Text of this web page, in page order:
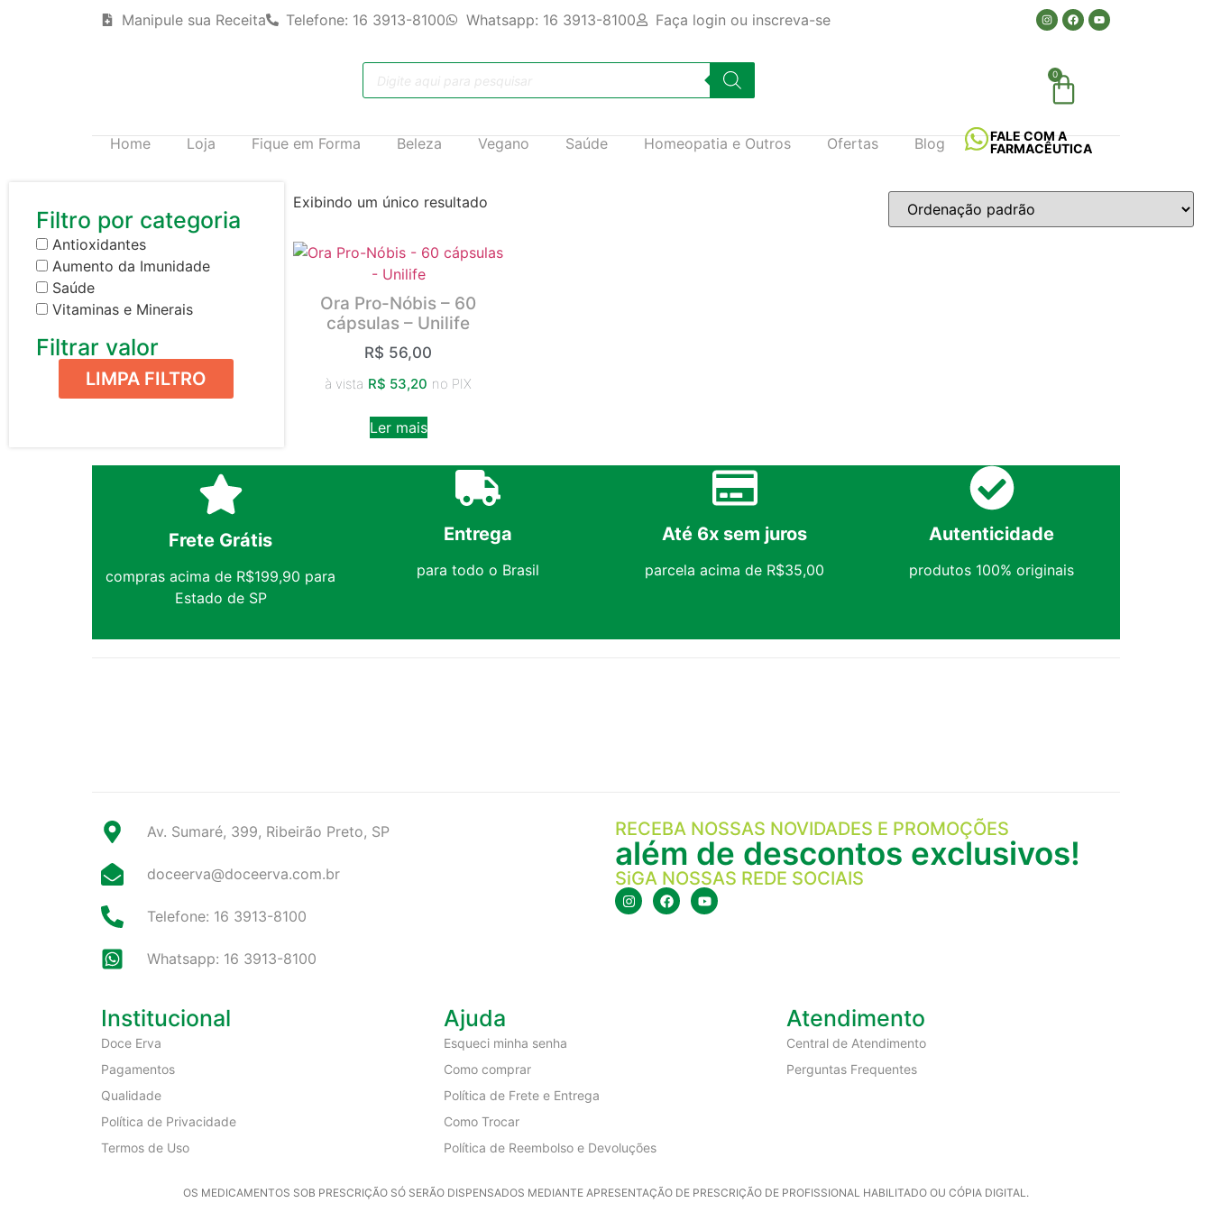
Manipule sua Receita Telefone: 16 3913-8100 Whatsapp: 16 3913-8100 Faça login ou inscreva-se
0
Home Loja Fique em Forma Beleza Vegano Saúde Homeopatia e Outros Ofertas Blog
FALE COM A
FARMACÊUTICA
Filtro por categoria
Antioxidantes
Aumento da Imunidade
Saúde
Vitaminas e Minerais
Filtrar valor
LIMPA FILTRO
Exibindo um único resultado
Ora Pro-Nóbis – 60
cápsulas – Unilife
R$ 56,00
à vista R$ 53,20 no PIX
Ler mais
Frete Grátis
compras acima de R$199,90 para
Estado de SP
Entrega
para todo o Brasil
Até 6x sem juros
parcela acima de R$35,00
Autenticidade
produtos 100% originais
Av. Sumaré, 399, Ribeirão Preto, SP
doceerva@doceerva.com.br
Telefone: 16 3913-8100
Whatsapp: 16 3913-8100
RECEBA NOSSAS NOVIDADES E PROMOÇÕES
além de descontos exclusivos!
SiGA NOSSAS REDE SOCIAIS
Institucional
Doce Erva
Pagamentos
Qualidade
Política de Privacidade
Termos de Uso
Ajuda
Esqueci minha senha
Como comprar
Política de Frete e Entrega
Como Trocar
Política de Reembolso e Devoluções
Atendimento
Central de Atendimento
Perguntas Frequentes
OS MEDICAMENTOS SOB PRESCRIÇÃO SÓ SERÃO DISPENSADOS MEDIANTE APRESENTAÇÃO DE PRESCRIÇÃO DE PROFISSIONAL HABILITADO OU CÓPIA DIGITAL.